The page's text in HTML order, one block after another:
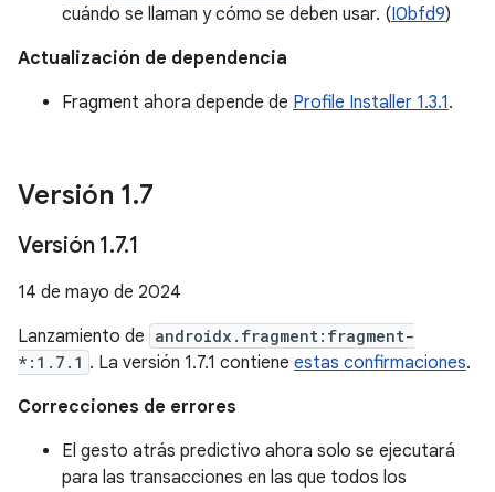
cuándo se llaman y cómo se deben usar. (I0bfd9)
Actualización de dependencia
Fragment ahora depende de Profile Installer 1.3.1.
Versión 1.7
Versión 1.7.1
14 de mayo de 2024
Lanzamiento de androidx.fragment:fragment-
*:1.7.1 . La versión 1.7.1 contiene estas confirmaciones.
Correcciones de errores
El gesto atrás predictivo ahora solo se ejecutará
para las transacciones en las que todos los